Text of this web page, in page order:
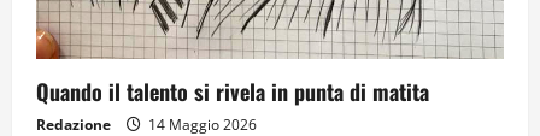
Quando il talento si rivela in punta di matita
Redazione 14 Maggio 2026